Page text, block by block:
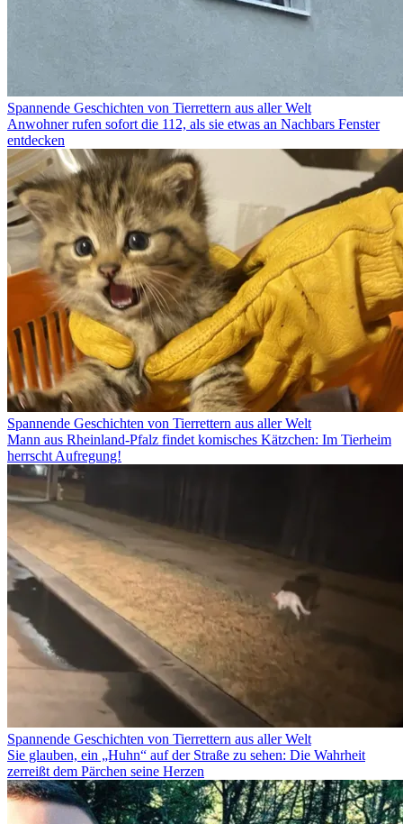
Spannende Geschichten von Tierrettern aus aller Welt
Anwohner rufen sofort die 112, als sie etwas an Nachbars Fenster
entdecken
Spannende Geschichten von Tierrettern aus aller Welt
Mann aus Rheinland-Pfalz findet komisches Kätzchen: Im Tierheim
herrscht Aufregung!
Spannende Geschichten von Tierrettern aus aller Welt
Sie glauben, ein „Huhn“ auf der Straße zu sehen: Die Wahrheit
zerreißt dem Pärchen seine Herzen